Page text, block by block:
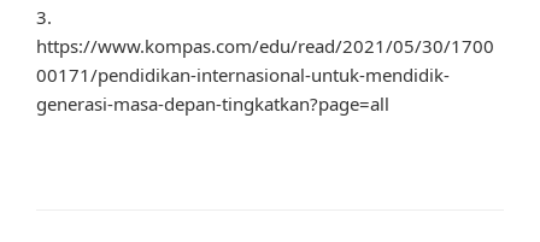
3.
https://www.kompas.com/edu/read/2021/05/30/1700
00171/pendidikan-internasional-untuk-mendidik-
generasi-masa-depan-tingkatkan?page=all